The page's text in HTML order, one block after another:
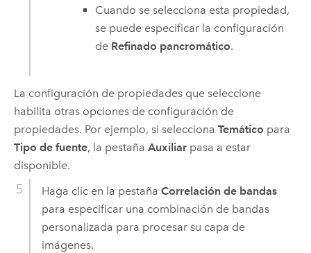
Cuando se selecciona esta propiedad,
se puede especificar la configuración
de Refinado pancromático.
La configuración de propiedades que seleccione
habilita otras opciones de configuración de
propiedades. Por ejemplo, si selecciona Temático para
Tipo de fuente, la pestaña Auxiliarpasa a estar
disponible.
Haga clic en la pestaña Correlación de bandas
para especificar una combinación de bandas
personalizada para procesar su capa de
imágenes.